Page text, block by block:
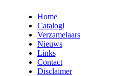
Home
Catalogi
Verzamelaars
Nieuws
Links
Contact
Disclaimer